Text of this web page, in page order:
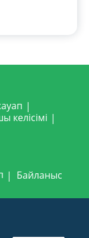
келісімі
Байланыс